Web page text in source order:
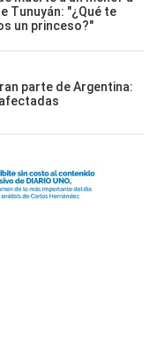
Tunuyán: "¿Qué te
un princeso?"
parte de Argentina: